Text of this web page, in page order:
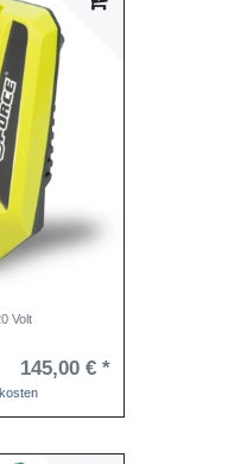
Volt
145,00 € *